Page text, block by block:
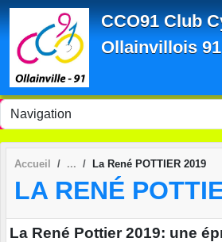
CCO91 Club
Ollainvillois 91
Accueil La René POTTIER 2019
LA RENÉ
La René Pottier 2019: une
Panneau de gestion des cookies